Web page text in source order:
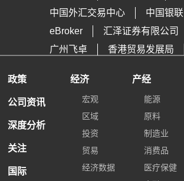
中国外汇交易中心
中国银联
eBroker
汇泽证券有限公司
广州飞卓
香港贸易发展局
政策
公司资讯
深度分析
关注
国际
经济
宏观
区域
投资
贸易
经济数据
产经
能源
原料
制造业
消费品
医疗保健